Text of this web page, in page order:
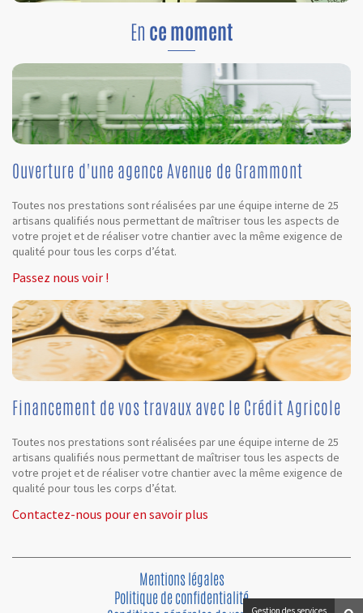
En ce moment
Ouverture d'une agence Avenue de Grammont
Toutes nos prestations sont réalisées par une équipe interne de 25
artisans qualifiés nous permettant de maîtriser tous les aspects de
votre projet et de réaliser votre chantier avec la même exigence de
qualité pour tous les corps d’état.
Passez nous voir !
Financement de vos travaux avec le Crédit Agricole
Toutes nos prestations sont réalisées par une équipe interne de 25
artisans qualifiés nous permettant de maîtriser tous les aspects de
votre projet et de réaliser votre chantier avec la même exigence de
qualité pour tous les corps d’état.
Contactez-nous pour en savoir plus
Mentions légales
Politique de confidentialité
Gestion des services